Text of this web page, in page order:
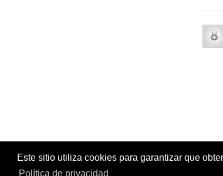
Este sitio utiliza cookies para garantizar que
Política de privacidad